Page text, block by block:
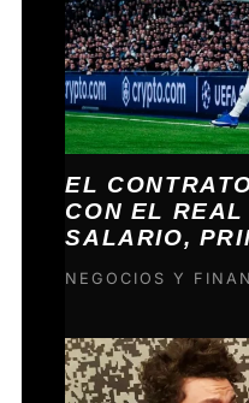
EL
CON EL
SALARIO,
NEGOCIOS Y